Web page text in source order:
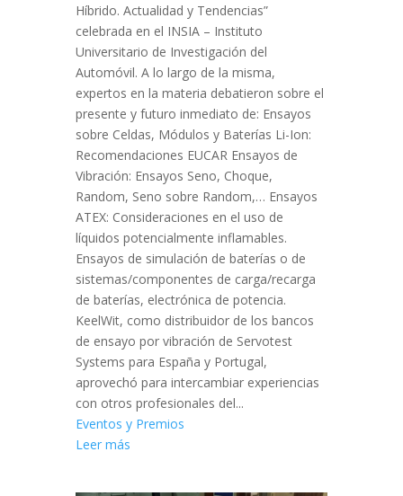
Híbrido. Actualidad y Tendencias”
celebrada en el INSIA – Instituto
Universitario de Investigación del
Automóvil. A lo largo de la misma,
expertos en la materia debatieron sobre el
presente y futuro inmediato de: Ensayos
sobre Celdas, Módulos y Baterías Li-Ion:
Recomendaciones EUCAR Ensayos de
Vibración: Ensayos Seno, Choque,
Random, Seno sobre Random,… Ensayos
ATEX: Consideraciones en el uso de
líquidos potencialmente inflamables.
Ensayos de simulación de baterías o de
sistemas/componentes de carga/recarga
de baterías, electrónica de potencia.
KeelWit, como distribuidor de los bancos
de ensayo por vibración de Servotest
Systems para España y Portugal,
aprovechó para intercambiar experiencias
con otros profesionales del...
Eventos y Premios
Leer más